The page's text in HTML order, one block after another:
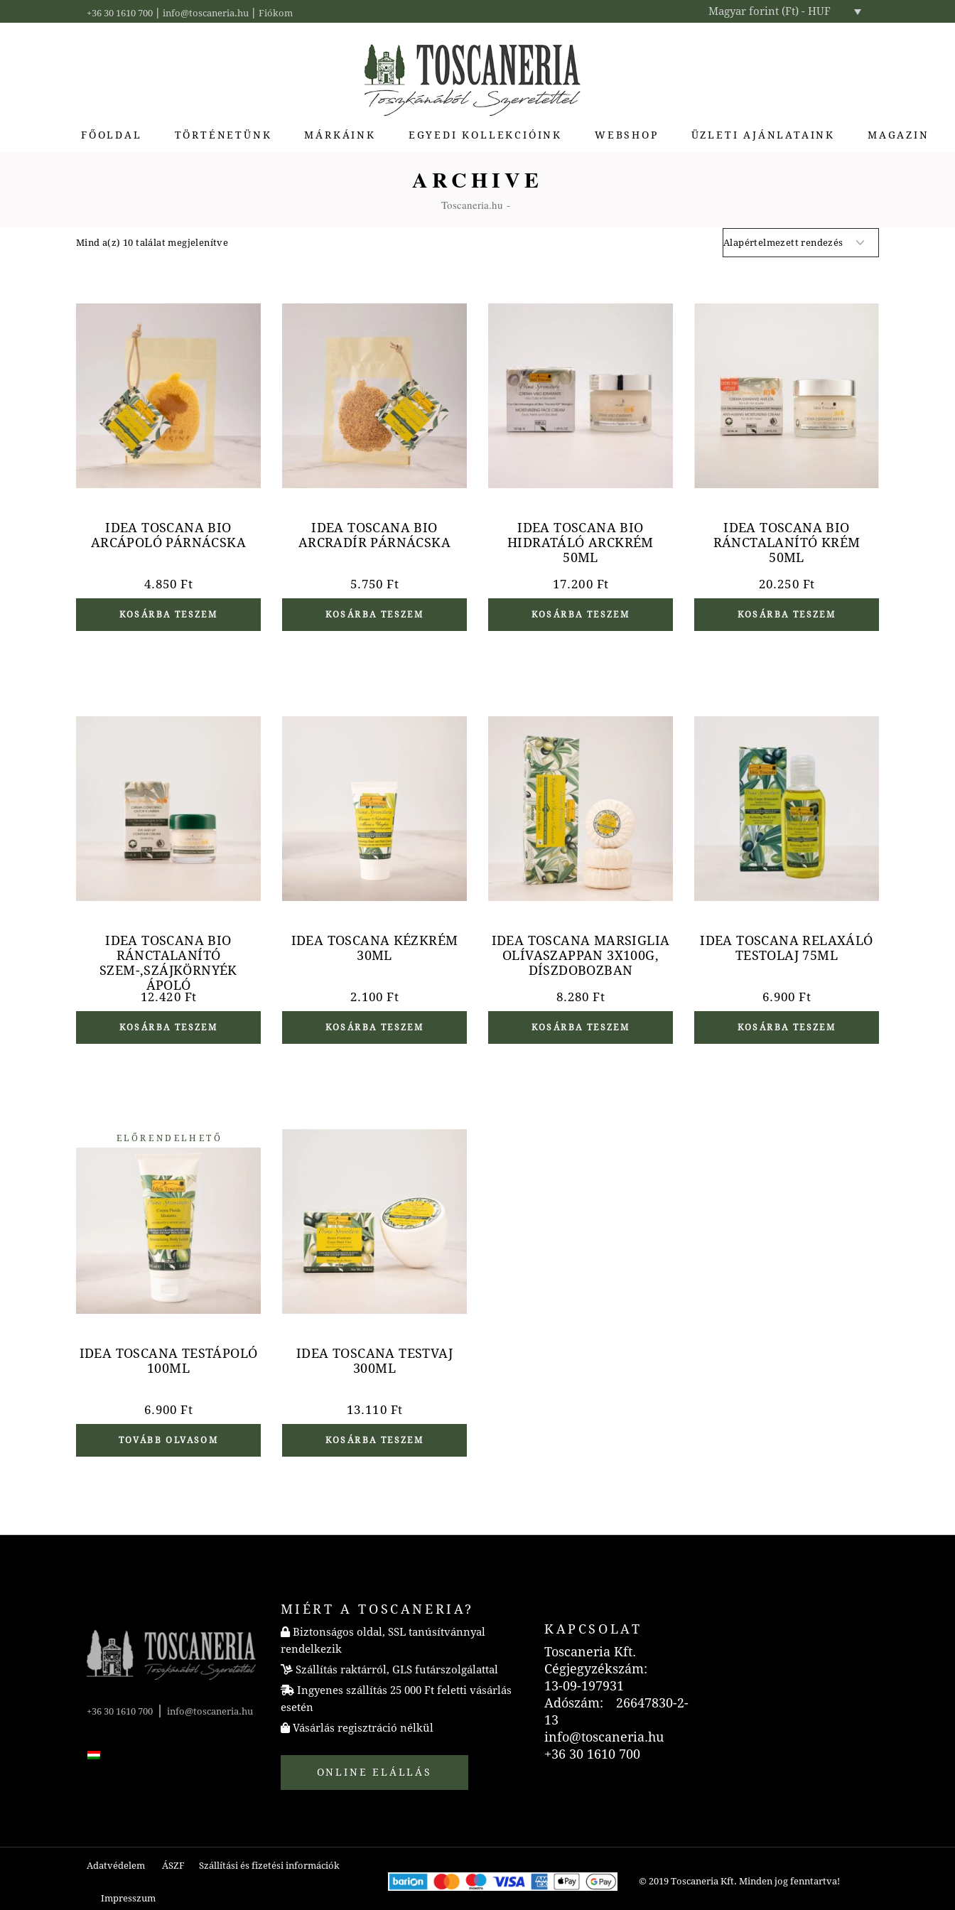
the
+36 30 1610 700 | info@toscaneria.hu | Fiókom Magyar forint (Ft) - HUF
FŐOLDAL TÖRTÉNETÜNK MÁRKÁINK EGYEDI KOLLEKCIÓINK WEBSHOP ÜZLETI AJÁNLATAINK
Szállodai kozmetikumok
Textíliák lakberendezőknek
MAGAZIN
ARCHIVE
Toscaneria.hu
Mind a(z) 10 találat megjelenítve
IDEA TOSCANA BIO
ARCÁPOLÓ PÁRNÁCSKA
4.850Ft
KOSÁRBA TESZEM
IDEA TOSCANA BIO
ARCRADÍR PÁRNÁCSKA
5.750Ft
KOSÁRBA TESZEM
IDEA TOSCANA BIO
HIDRATÁLÓ ARCKRÉM
50ML
17.200 Ft
KOSÁRBA TESZEM
IDEA TOSCANA BIO
RÁNCTALANÍTÓ KRÉM
50ML
20.250 Ft
KOSÁRBA TESZEM
IDEA TOSCANA BIO
RÁNCTALANÍTÓ
SZEM-,SZÁJKÖRNYÉK
ÁPOLÓ
12.420 Ft
KOSÁRBA TESZEM
IDEA TOSCANA KÉZKRÉM
30ML
2.100Ft
KOSÁRBA TESZEM
IDEA TOSCANA MARSIGLIA
OLÍVASZAPPAN 3X100G,
DÍSZDOBOZBAN
8.280Ft
KOSÁRBA TESZEM
IDEA TOSCANA RELAXÁLÓ
TESTOLAJ 75ML
6.900Ft
KOSÁRBA TESZEM
ELŐRENDELHETŐ
IDEA TOSCANA TESTÁPOLÓ
100ML
6.900Ft
TOVÁBB OLVASOM
IDEA TOSCANA TESTVAJ
300ML
13.110 Ft
KOSÁRBA TESZEM
+36 30 1610 700 | info@toscaneria.hu
MIÉRT A TOSCANERIA?
Biztonságos oldal, SSL tanúsítvánnyal
rendelkezik
Szállítás raktárról, GLS futárszolgálattal
Ingyenes szállítás 25 000 Ft feletti vásárlás
esetén
Vásárlás regisztráció nélkül
ONLINE ELÁLLÁS
KAPCSOLAT
Toscaneria Kft.
Cégjegyzékszám:
13-09-197931
Adószám: 26647830-2-
13
info@toscaneria.hu
+36 30 1610 700
Adatvédelem ÁSZF Szállítási és fizetési információk
Impresszum
© 2019 Toscaneria Kft. Minden jog fenntartva!